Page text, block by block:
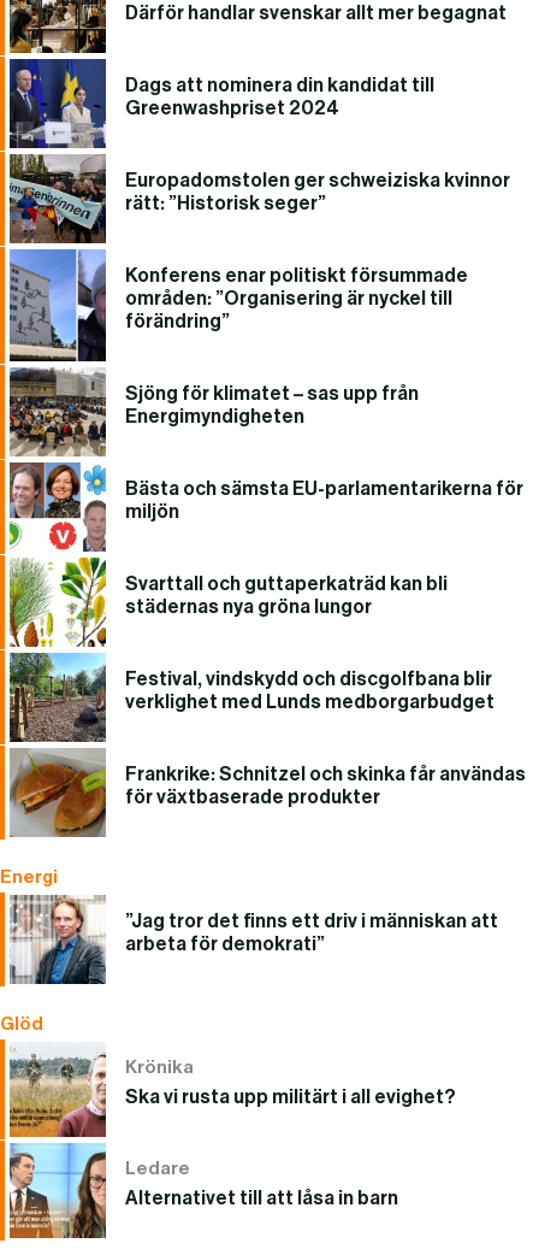
Därför handlar svenskar allt mer begagnat
Dags att nominera din kandidat till
Greenwashpriset 2024
Europadomstolen ger schweiziska kvinnor
rätt: ”Historisk seger”
Konferens enar politiskt försummade
områden: ”Organisering är nyckel till
förändring”
Sjöng för klimatet – sas upp från
Energimyndigheten
Bästa och sämsta EU-parlamentarikerna för
miljön
Svarttall och guttaperkaträd kan bli
städernas nya gröna lungor
Festival, vindskydd och discgolfbana blir
verklighet med Lunds medborgarbudget
Frankrike: Schnitzel och skinka får användas
för växtbaserade produkter
Energi
”Jag tror det finns ett driv i människan att
arbeta för demokrati”
Glöd
Krönika
Ska vi rusta upp militärt i all evighet?
Ledare
Alternativet till att låsa in barn